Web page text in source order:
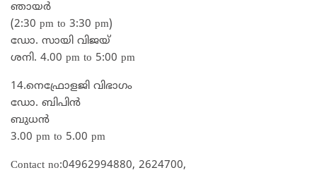
ഞായർ
(2:30 pm to 3:30 pm)
ഡോ. സായി വിജയ്
ശനി. 4.00 pm to 5:00 pm
14.നെഫ്രോളജി വിഭാഗം
ഡോ. ബിപിൻ
ബുധൻ
3.00 pm to 5.00 pm
Contact no:04962994880, 2624700,